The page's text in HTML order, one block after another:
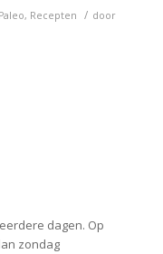
Paleo, Recepten / door
dagen. Op
zondag